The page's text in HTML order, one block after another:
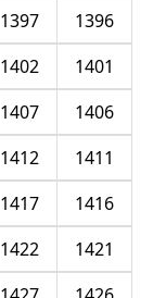
1396
1397
1401
1402
1406
1407
1411
1412
1416
1417
1421
1422